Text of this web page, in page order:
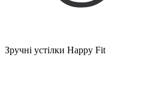
Зручні устілки Happy Fit